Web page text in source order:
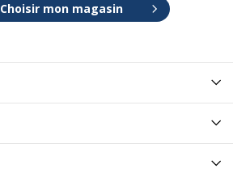
Choisir mon magasin